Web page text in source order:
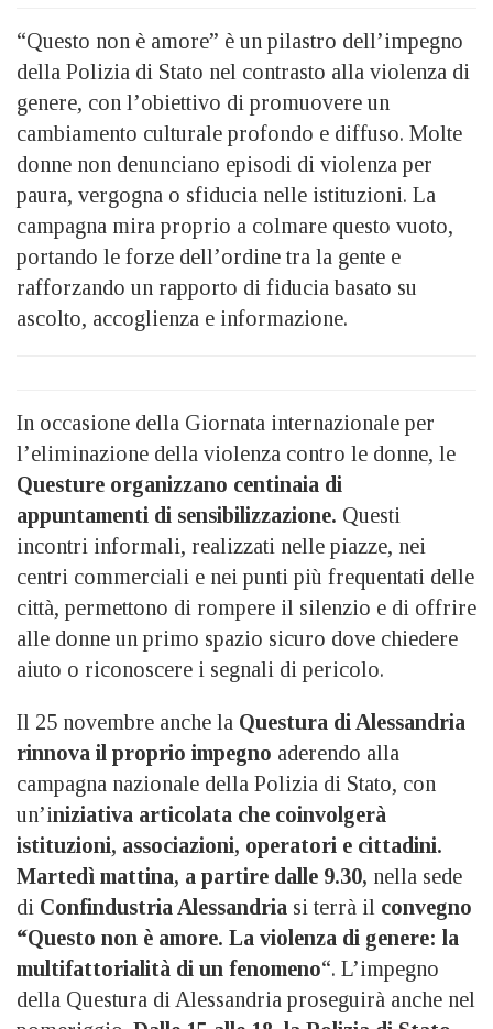
“Questo non è amore” è un pilastro dell’impegno
della Polizia di Stato nel contrasto alla violenza di
genere, con l’obiettivo di promuovere un
cambiamento culturale profondo e diffuso. Molte
donne non denunciano episodi di violenza per
paura, vergogna o sfiducia nelle istituzioni. La
campagna mira proprio a colmare questo vuoto,
portando le forze dell’ordine tra la gente e
rafforzando un rapporto di fiducia basato su
ascolto, accoglienza e informazione.
In occasione della Giornata internazionale per
l’eliminazione della violenza contro le donne, le
Questure organizzano centinaia di
appuntamenti di sensibilizzazione. Questi
incontri informali, realizzati nelle piazze, nei
centri commerciali e nei punti più frequentati delle
città, permettono di rompere il silenzio e di offrire
alle donne un primo spazio sicuro dove chiedere
aiuto o riconoscere i segnali di pericolo.
Il 25 novembre anche la Questura di Alessandria
rinnova il proprio impegno aderendo alla
campagna nazionale della Polizia di Stato, con
un’iniziativa articolata che coinvolgerà
istituzioni, associazioni, operatori e cittadini.
Martedì mattina, a partire dalle 9.30, nella sede
di Confindustria Alessandria si terrà il convegno
“Questo non è amore. La violenza di genere: la
multifattorialità di un fenomeno“. L’impegno
della Questura di Alessandria proseguirà anche nel